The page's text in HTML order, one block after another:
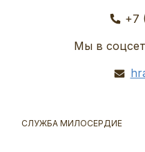
+7
Мы в
СЛУЖБА МИЛОСЕРДИЕ